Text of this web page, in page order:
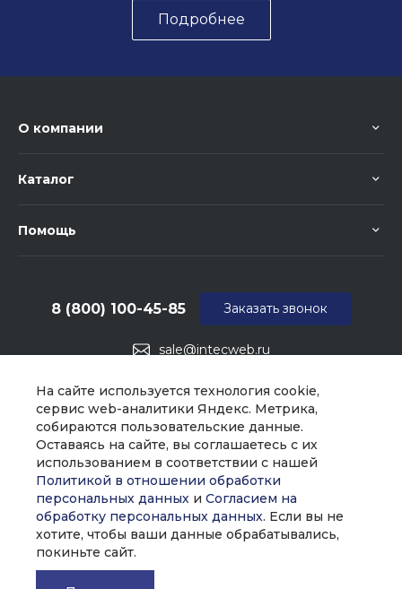
На сайте используется технология cookie,
сервис web-аналитики Яндекс. Метрика,
собираются пользовательские данные.
Оставаясь на сайте, вы соглашаетесь с их
использованием в соответствии с нашей
Политикой в отношении обработки
персональных данных и Согласием на
обработку персональных данных. Если вы не
хотите, чтобы ваши данные обрабатывались,
покиньте сайт.
Подробнее
О компании
Каталог
Помощь
sale@intecweb.ru
8 (800) 100-45-85
г. Москва, ул. Люсиновская, д. 39
Заказать звонок